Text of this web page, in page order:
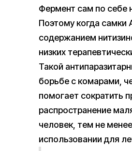
Фермент сам по себе
Поэтому когда самки
содержанием
низких
Такой
борьбе с комарами,
помогает сократить
распространение
человек, тем не
использовании для